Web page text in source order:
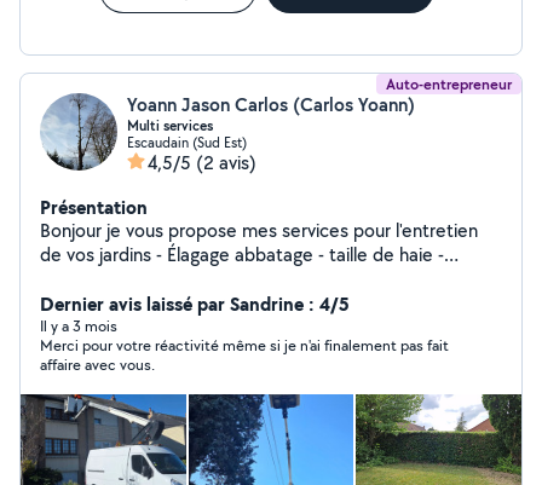
Auto-entrepreneur
Yoann Jason Carlos (Carlos Yoann)
Multi services
Escaudain (Sud Est)
4,5/5 (2 avis)
Présentation
Bonjour je vous propose mes services pour l'entretien
de vos jardins - Élagage abbatage - taille de haie -
pose de cloture - nettoyage de toiture et des dallage
prix forfaitaire et attractif n'hésitez pas à me contacter
pour plus de renseignement
Dernier avis laissé par Sandrine : 4/5
Il y a 3 mois
Merci pour votre réactivité même si je n'ai finalement pas fait
affaire avec vous.